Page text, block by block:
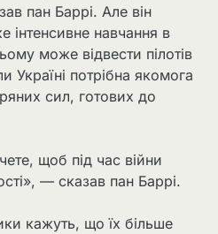
пан Баррі. Але він
інтенсивне навчання в
може відвести пілотів
Україні потрібна якомога
сил, готових до
щоб під час війни
— сказав пан Баррі.
кажуть, що їх більше